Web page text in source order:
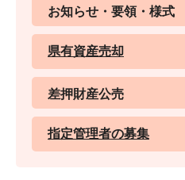
お知らせ・要領・様式
県有資産売却
差押財産公売
指定管理者の募集